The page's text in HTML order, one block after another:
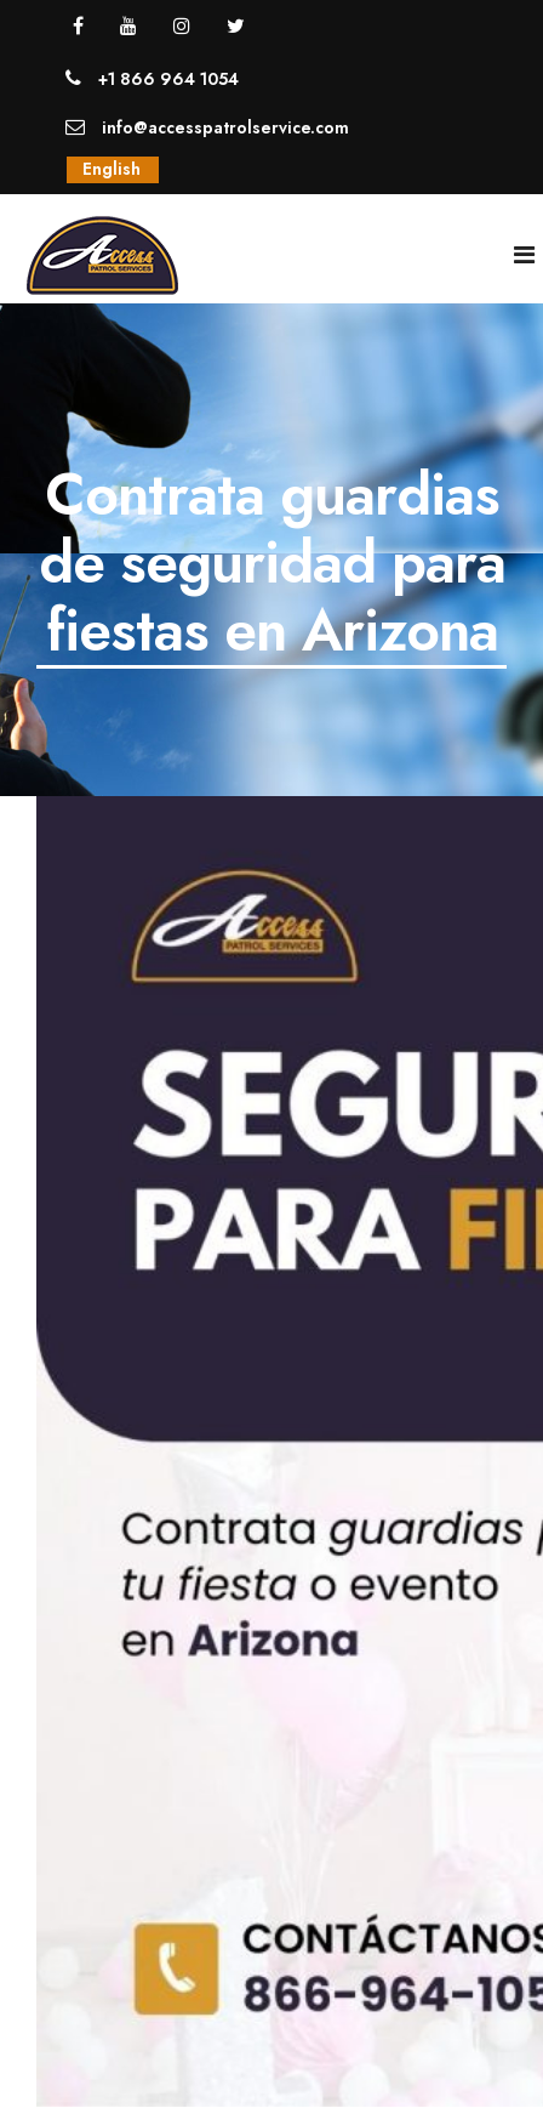
+1 866 964 1054
info@accesspatrolservice.com
English
NOSOTROS
SERVICIOS
GUARDIAS UNIFORMADOS
SECTORES
TECNOLOGÍA
TRABAJOS
BLOG
PREGUNTAS FRECUENTES
CONTÁCTANOS
Contrata guardias
de seguridad para
fiestas en Arizona